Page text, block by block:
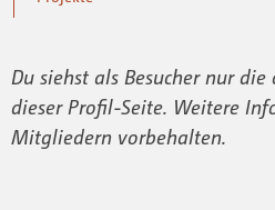
Du siehst als Besucher nur
dieser Profil-Seite. Weitere
Mitgliedern vorbehalten.